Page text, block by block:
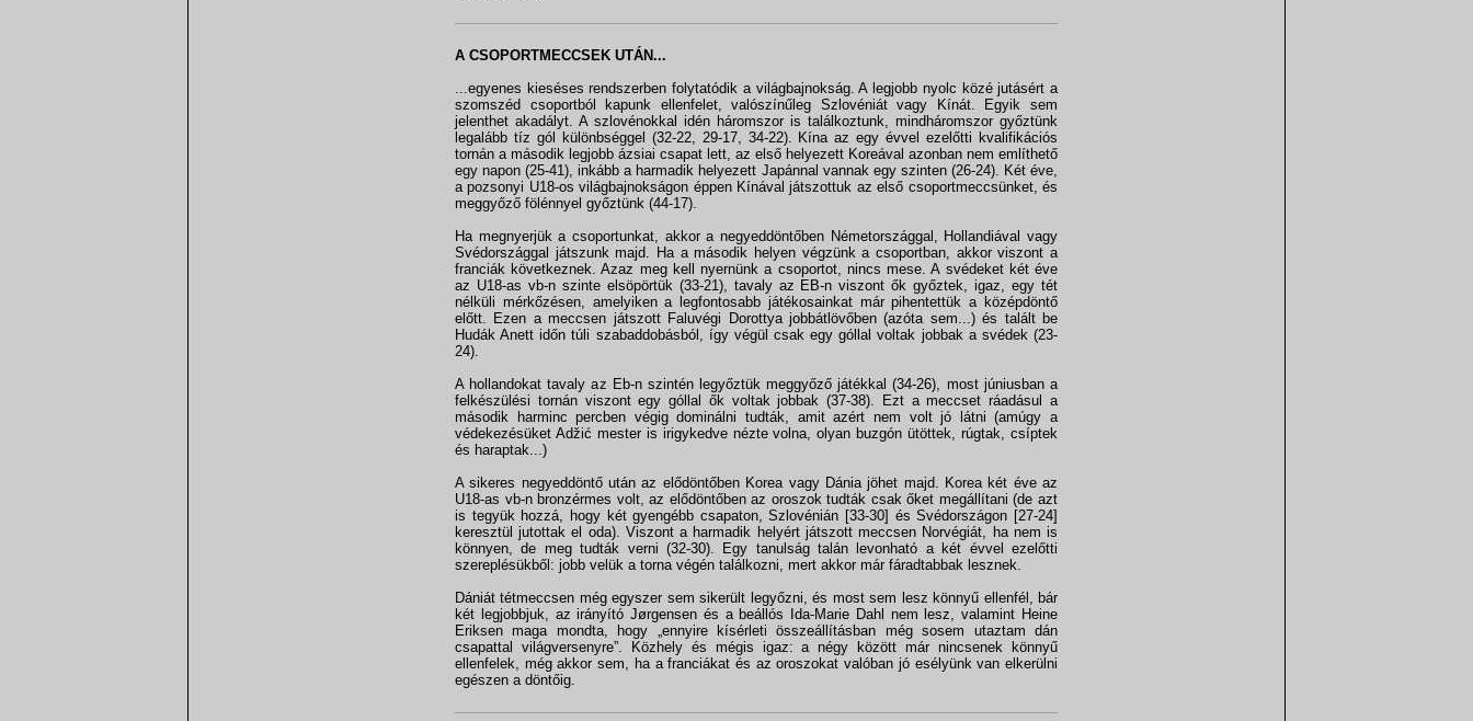
A CSOPORTMECCSEK UTÁN...
...egyenes kieséses rendszerben folytatódik a világbajnokság. A legjobb nyolc közé jutásért a
szomszéd csoportból kapunk ellenfelet, valószínűleg Szlovéniát vagy Kínát. Egyik sem
jelenthet akadályt. A szlovénokkal idén háromszor is találkoztunk, mindháromszor győztünk
legalább tíz gól különbséggel (32-22, 29-17, 34-22). Kína az egy évvel ezelőtti kvalifikációs
tornán a második legjobb ázsiai csapat lett, az első helyezett Koreával azonban nem említhető
egy napon (25-41), inkább a harmadik helyezett Japánnal vannak egy szinten (26-24). Két éve,
a pozsonyi U18-os világbajnokságon éppen Kínával játszottuk az első csoportmeccsünket, és
meggyőző fölénnyel győztünk (44-17).
Ha megnyerjük a csoportunkat, akkor a negyeddöntőben Németországgal, Hollandiával vagy
Svédországgal játszunk majd. Ha a második helyen végzünk a csoportban, akkor viszont a
franciák következnek. Azaz meg kell nyernünk a csoportot, nincs mese. A svédeket két éve
az U18-as vb-n szinte elsöpörtük (33-21), tavaly az EB-n viszont ők győztek, igaz, egy tét
nélküli mérkőzésen, amelyiken a legfontosabb játékosainkat már pihentettük a középdöntő
előtt. Ezen a meccsen játszott Faluvégi Dorottya jobbátlövőben (azóta sem...) és talált be
Hudák Anett időn túli szabaddobásból, így végül csak egy góllal voltak jobbak a svédek (23-
24).
A hollandokat tavaly az Eb-n szintén legyőztük meggyőző játékkal (34-26), most júniusban a
felkészülési tornán viszont egy góllal ők voltak jobbak (37-38). Ezt a meccset ráadásul a
második harminc percben végig dominálni tudták, amit azért nem volt jó látni (amúgy a
védekezésüket Adžić mester is irigykedve nézte volna, olyan buzgón ütöttek, rúgtak, csíptek
és haraptak...)
A sikeres negyeddöntő után az elődöntőben Korea vagy Dánia jöhet majd. Korea két éve az
U18-as vb-n bronzérmes volt, az elődöntőben az oroszok tudták csak őket megállítani (de azt
is tegyük hozzá, hogy két gyengébb csapaton, Szlovénián [33-30] és Svédországon [27-24]
keresztül jutottak el oda). Viszont a harmadik helyért játszott meccsen Norvégiát, ha nem is
könnyen, de meg tudták verni (32-30). Egy tanulság talán levonható a két évvel ezelőtti
szereplésükből: jobb velük a torna végén találkozni, mert akkor már fáradtabbak lesznek.
Dániát tétmeccsen még egyszer sem sikerült legyőzni, és most sem lesz könnyű ellenfél, bár
két legjobbjuk, az irányító Jørgensen és a beállós Ida-Marie Dahl nem lesz, valamint Heine
Eriksen maga mondta, hogy „ennyire kísérleti összeállításban még sosem utaztam dán
csapattal világversenyre”. Közhely és mégis igaz: a négy között már nincsenek könnyű
ellenfelek, még akkor sem, ha a franciákat és az oroszokat valóban jó esélyünk van elkerülni
egészen a döntőig.